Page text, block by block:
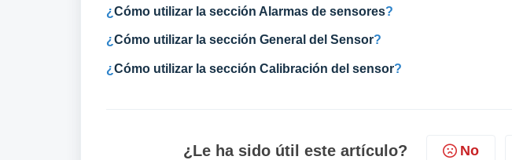
¿Cómo utilizar la sección Alarmas de sensores?
¿Cómo utilizar la sección General del Sensor?
¿Cómo utilizar la sección Calibración del sensor?
¿Le ha sido útil este artículo? No